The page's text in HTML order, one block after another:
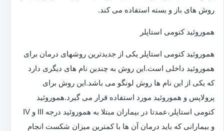
روش های باز و بسته استفاده می کند.
هموروئید کتومی استاپلر
هموروئید کتومی استاپلر یکی از جدیدترین روشهای درمان برای
هموروئید داخلی است.این روش به چندین نام های دیگری دارد
که یکی از این نام ها روش لونگو می باشد.این روش برای
پرولاپس و هموروئید مورد استفاده قرار می گیرد.هموروئید
کتومی استاپلر،عمدتا در بیماران مبتلا به هموروئید درجه III و IV
و بیمارانی که باید درمان آن ها با کمترین میزان شکست انجام